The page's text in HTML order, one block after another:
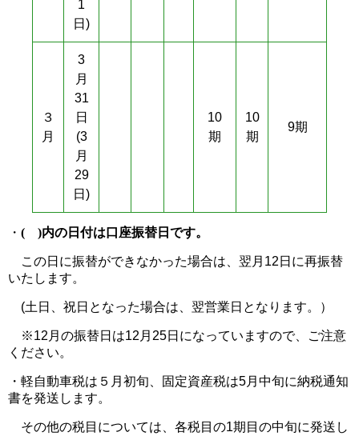
1
日)
３
月
3
月
31
日
(3
月
29
日)
10
期
10
期
9期
・ ( )内の日付は口座振替日です。
この日に振替ができなかった場合は、翌月12日に再振替
いたします。
(土日、祝日となった場合は、翌営業日となります。）
※12月の振替日は12月25日になっていますので、ご注意
ください。
・軽自動車税は５月初旬、固定資産税は5月中旬に納税通知
書を発送します。
その他の税目については、各税目の1期目の中旬に発送し